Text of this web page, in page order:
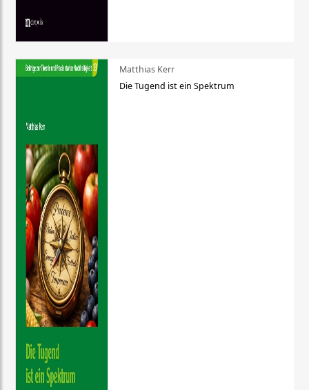
Matthias Kerr
Die Tugend ist ein Spektrum